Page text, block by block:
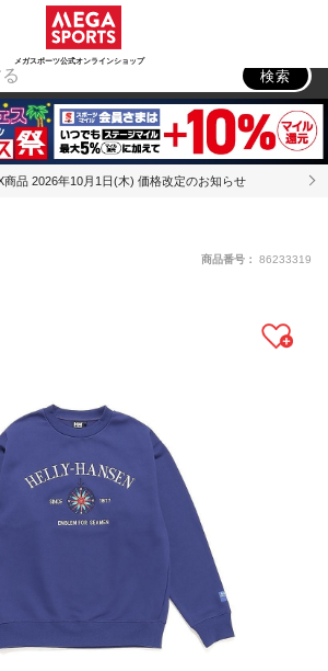
メガスポーツ公式オンラインショップ
ウトドア
検索
商品 2026年10月1日(木) 価格改定のお知らせ
商品番号： 86233319